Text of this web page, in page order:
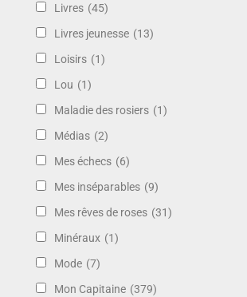
Livres (45)
Livres jeunesse (13)
Loisirs (1)
Lou (1)
Maladie des rosiers (1)
Médias (2)
Mes échecs (6)
Mes inséparables (9)
Mes rêves de roses (31)
Minéraux (1)
Mode (7)
Mon Capitaine (379)